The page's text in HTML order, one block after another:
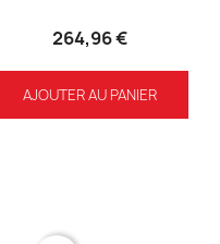
264,96 €
AJOUTER AU PANIER